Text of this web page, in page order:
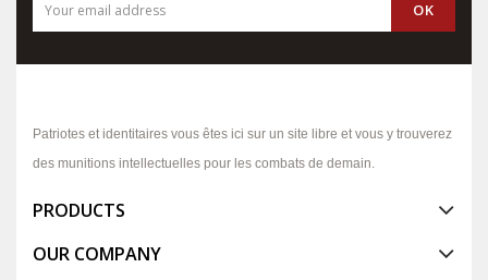
Patriotes et identitaires vous êtes ici sur un site libre et vous y trouverez
des munitions intellectuelles pour les combats de demain.
PRODUCTS
OUR COMPANY